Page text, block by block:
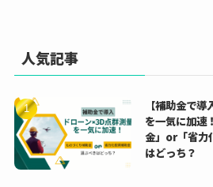
人気記事
【補助金で
を一気に加
金」or「省力
はどっち？